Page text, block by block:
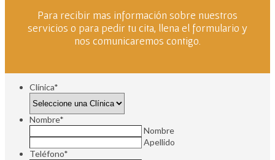
Para recibir mas información sobre nuestros
servicios o para pedir tu cita, llena el formulario y
nos comunicaremos contigo.
Clínica*
Nombre*
Nombre
Apellido
Teléfono*